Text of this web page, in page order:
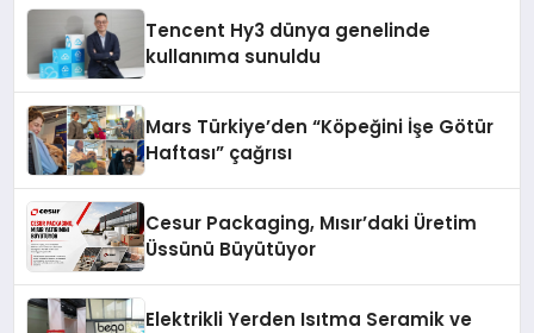
Tencent Hy3 dünya genelinde
kullanıma sunuldu
Mars Türkiye’den “Köpeğini İşe Götür
Haftası” çağrısı
Cesur Packaging, Mısır’daki Üretim
Üssünü Büyütüyor
Elektrikli Yerden Isıtma Seramik ve